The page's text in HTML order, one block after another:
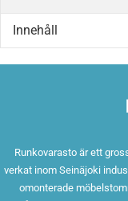
Innehåll
Runkovarasto är ett
verkat inom Seinäjoki
omonterade